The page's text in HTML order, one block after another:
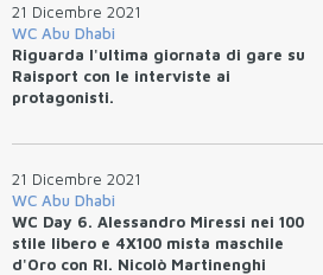
21 Dicembre 2021
WC Abu Dhabi
Riguarda l'ultima giornata di gare su
Raisport con le interviste ai
protagonisti.
21 Dicembre 2021
WC Abu Dhabi
WC Day 6. Alessandro Miressi nei 100
stile libero e 4X100 mista maschile
d'Oro con RI. Nicolò Martinenghi